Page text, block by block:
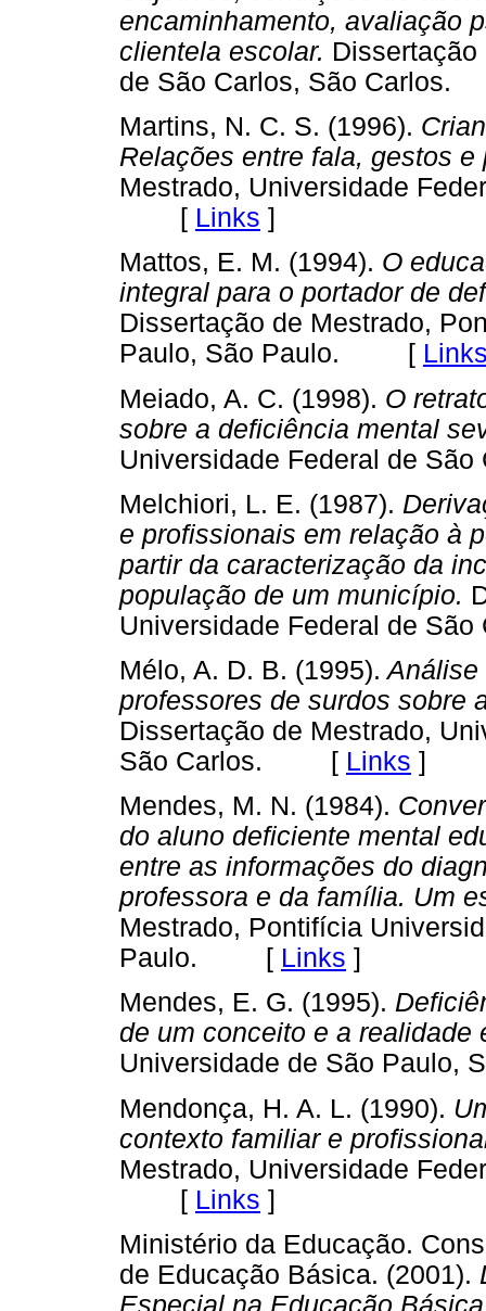
encaminhamento, avaliação
clientela escolar.
de São Carlos, São
Martins, N. C. S. (1996).
Relações entre fala, gestos
Mestrado, Universidade
[ Links ]
Mattos, E. M. (1994). O
integral para o portador de
Dissertação de Mestrado,
Paulo, São Paulo. [
Meiado, A. C. (1998). O
sobre a deficiência mental
Universidade Federal de
Melchiori, L. E. (1987).
e profissionais em relação à
partir da caracterização da
população de um município.
Universidade Federal de
Mélo, A. D. B. (1995). Análise
professores de surdos sobre
Dissertação de Mestrado,
São Carlos. [ Links ]
Mendes, M. N. (1984).
do aluno deficiente mental
entre as informações do
professora e da família. Um
Mestrado, Pontifícia
Paulo. [ Links ]
Mendes, E. G. (1995).
de um conceito e a
Universidade de São
Mendonça, H. A. L. (1990).
contexto familiar e
Mestrado, Universidade
[ Links ]
Ministério da Educação.
de Educação Básica. (2001).
Especial na Educação